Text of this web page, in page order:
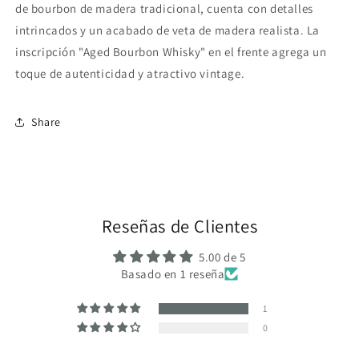
de bourbon de madera tradicional, cuenta con detalles
intrincados y un acabado de veta de madera realista. La
inscripción "Aged Bourbon Whisky" en el frente agrega un
toque de autenticidad y atractivo vintage.
Share
Reseñas de Clientes
5.00 de 5
Basado en 1 reseña
1
0